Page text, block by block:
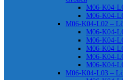
M06-K04-
M06-K04-
M06-K04-L02 –
M06-K04-
M06-K04-
M06-K04-
M06-K04-
M06-K04-
M06-K04-L03 –